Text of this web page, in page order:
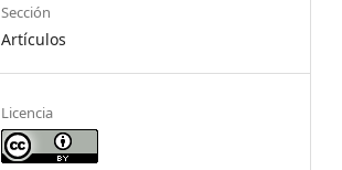
Sección
Artículos
Licencia